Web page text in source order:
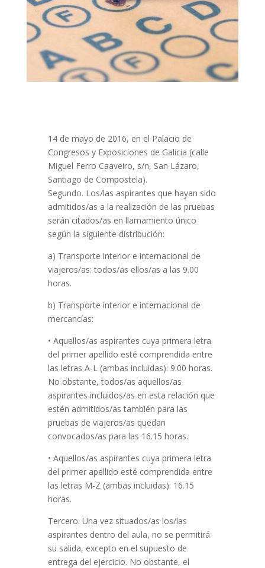
14 de mayo de 2016, en el Palacio de
Congresos y Exposiciones de Galicia (calle
Miguel Ferro Caaveiro, s/n, San Lázaro,
Santiago de Compostela).
Segundo. Los/las aspirantes que hayan sido
admitidos/as a la realización de las pruebas
serán citados/as en llamamiento único
según la siguiente distribución:
a) Transporte interior e internacional de
viajeros/as: todos/as ellos/as a las 9.00
horas.
b) Transporte interior e internacional de
mercancías:
• Aquellos/as aspirantes cuya primera letra
del primer apellido esté comprendida entre
las letras A-L (ambas incluidas): 9.00 horas.
No obstante, todos/as aquellos/as
aspirantes incluidos/as en esta relación que
estén admitidos/as también para las
pruebas de viajeros/as quedan
convocados/as para las 16.15 horas.
• Aquellos/as aspirantes cuya primera letra
del primer apellido esté comprendida entre
las letras M-Z (ambas incluidas): 16.15
horas.
Tercero. Una vez situados/as los/las
aspirantes dentro del aula, no se permitirá
su salida, excepto en el supuesto de
entrega del ejercicio. No obstante, el